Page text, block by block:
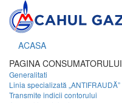
ACASA
PAGINA CONSUMATORULUI
Generalitati
Linia specializată „ANTIFRAUDĂ”
Transmite indicii contorului